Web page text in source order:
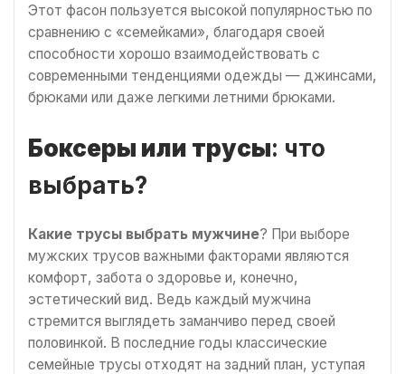
Этот фасон пользуется высокой популярностью по
сравнению с «семейками», благодаря своей
способности хорошо взаимодействовать с
современными тенденциями одежды — джинсами,
брюками или даже легкими летними брюками.
Боксеры или трусы: что
выбрать?
Какие трусы выбрать мужчине? При выборе
мужских трусов важными факторами являются
комфорт, забота о здоровье и, конечно,
эстетический вид. Ведь каждый мужчина
стремится выглядеть заманчиво перед своей
половинкой. В последние годы классические
семейные трусы отходят на задний план, уступая